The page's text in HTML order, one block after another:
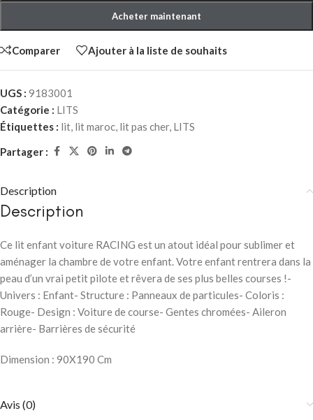
Acheter maintenant
Comparer Ajouter à la liste de souhaits
UGS : 9183001
Catégorie : LITS
Étiquettes : lit, lit maroc, lit pas cher, LITS
Partager :
Description
Description
Ce lit enfant voiture RACING est un atout idéal pour sublimer et
aménager la chambre de votre enfant. Votre enfant rentrera dans la
peau d’un vrai petit pilote et rêvera de ses plus belles courses !-
Univers : Enfant- Structure : Panneaux de particules- Coloris :
Rouge- Design : Voiture de course- Gentes chromées- Aileron
arrière- Barrières de sécurité
Dimension : 90X190 Cm
Avis (0)